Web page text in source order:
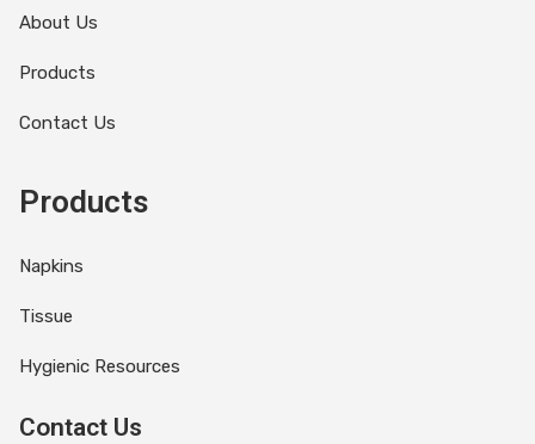
About Us
Products
Contact Us
Products
Napkins
Tissue
Hygienic Resources
Contact Us